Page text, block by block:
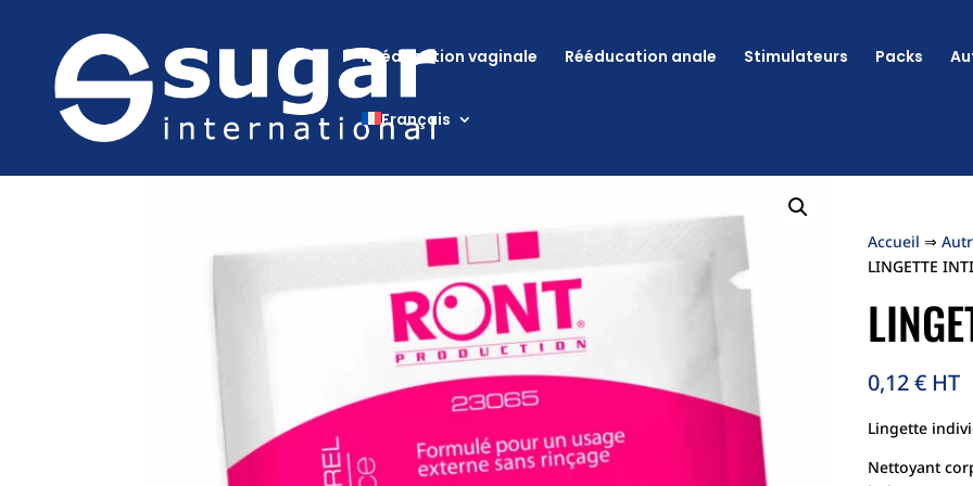
Rééducation vaginale Rééducation anale Stimulateurs Packs
Français
Accueil ⇒
LINGETTE
0,12€ HT
Lingette
Nettoyant
0,12€ HT
Lingette
intime.
A utiliser